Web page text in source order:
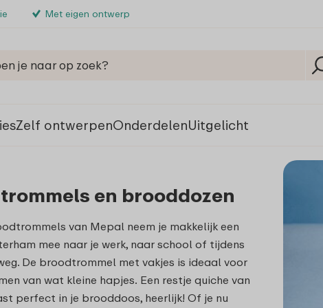
Met eigen ontwerp
Zelf ontwerpenOnderdelenUitgelicht
en brooddozen
van Mepal neem je makkelijk een
mee naar je werk, naar school of tijdens
De broodtrommel met vakjes is ideaal voor
van wat kleine hapjes. Een restje quiche van
perfect in je brooddoos, heerlijk! Of je nu